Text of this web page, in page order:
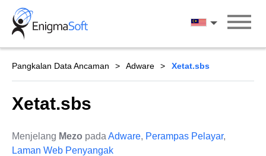
Skip
content
بهاس ملايو
Pangkalan Data Ancaman Adware Xetat.sbs
Xetat.sbs
Menjelang Mezo pada Adware, Perampas Pelayar,
Laman Web Penyangak